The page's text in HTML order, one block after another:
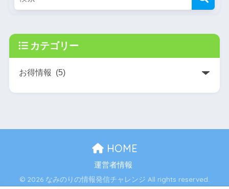
カテゴリー
HOME
運営者情報
© 2026 なみのりの情報発信チャレンジ All rights reserved.